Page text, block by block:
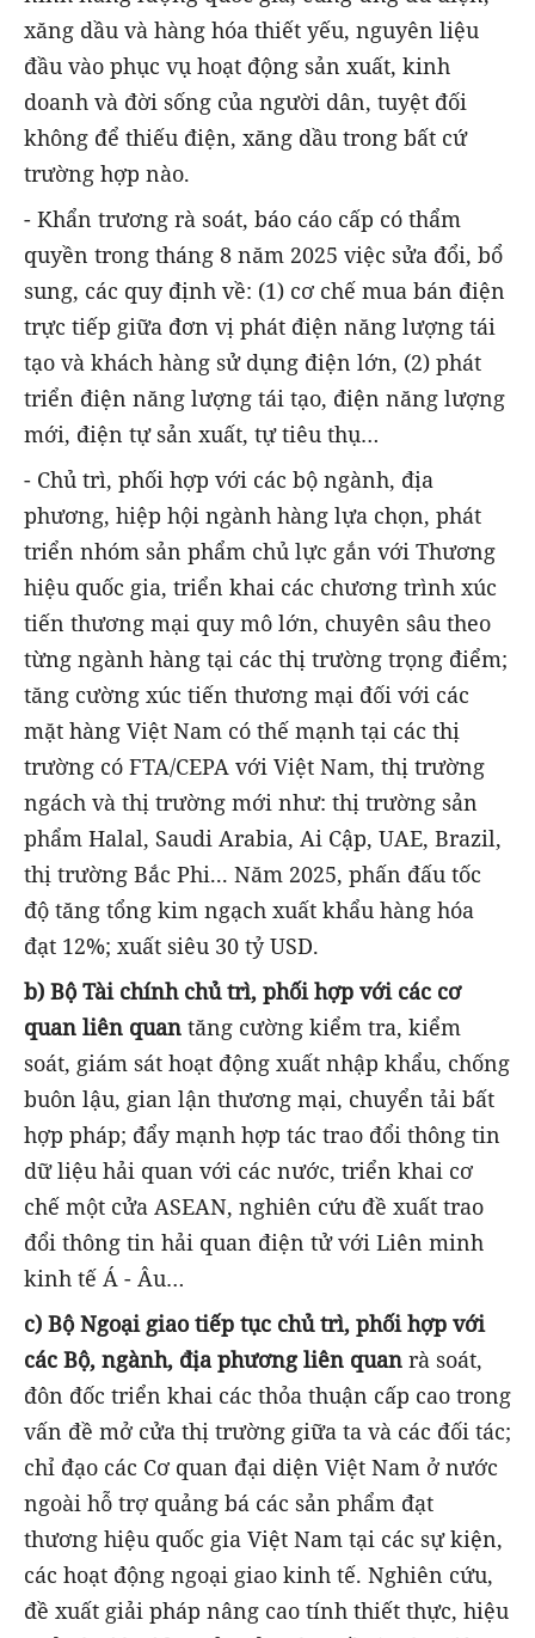
xăng dầu và hàng hóa thiết yếu, nguyên liệu
đầu vào phục vụ hoạt động sản xuất, kinh
doanh và đời sống của người dân, tuyệt đối
không để thiếu điện, xăng dầu trong bất cứ
trường hợp nào.
- Khẩn trương rà soát, báo cáo cấp có thẩm
quyền trong tháng 8 năm 2025 việc sửa đổi, bổ
sung, các quy định về: (1) cơ chế mua bán điện
trực tiếp giữa đơn vị phát điện năng lượng tái
tạo và khách hàng sử dụng điện lớn, (2) phát
triển điện năng lượng tái tạo, điện năng lượng
mới, điện tự sản xuất, tự tiêu thụ…
- Chủ trì, phối hợp với các bộ ngành, địa
phương, hiệp hội ngành hàng lựa chọn, phát
triển nhóm sản phẩm chủ lực gắn với Thương
hiệu quốc gia, triển khai các chương trình xúc
tiến thương mại quy mô lớn, chuyên sâu theo
từng ngành hàng tại các thị trường trọng điểm;
tăng cường xúc tiến thương mại đối với các
mặt hàng Việt Nam có thế mạnh tại các thị
trường có FTA/CEPA với Việt Nam, thị trường
ngách và thị trường mới như: thị trường sản
phẩm Halal, Saudi Arabia, Ai Cập, UAE, Brazil,
thị trường Bắc Phi... Năm 2025, phấn đấu tốc
độ tăng tổng kim ngạch xuất khẩu hàng hóa
đạt 12%; xuất siêu 30 tỷ USD.
b) Bộ Tài chính chủ trì, phối hợp với các cơ
quan liên quan tăng cường kiểm tra, kiểm
soát, giám sát hoạt động xuất nhập khẩu, chống
buôn lậu, gian lận thương mại, chuyển tải bất
hợp pháp; đẩy mạnh hợp tác trao đổi thông tin
dữ liệu hải quan với các nước, triển khai cơ
chế một cửa ASEAN, nghiên cứu đề xuất trao
đổi thông tin hải quan điện tử với Liên minh
kinh tế Á - Âu…
c) Bộ Ngoại giao tiếp tục chủ trì, phối hợp với
các Bộ, ngành, địa phương liên quan rà soát,
đôn đốc triển khai các thỏa thuận cấp cao trong
vấn đề mở cửa thị trường giữa ta và các đối tác;
chỉ đạo các Cơ quan đại diện Việt Nam ở nước
ngoài hỗ trợ quảng bá các sản phẩm đạt
thương hiệu quốc gia Việt Nam tại các sự kiện,
các hoạt động ngoại giao kinh tế. Nghiên cứu,
đề xuất giải pháp nâng cao tính thiết thực, hiệu